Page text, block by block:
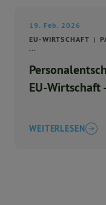
19. Feb. 2026
EU-WIRTSCHAFT
...
EU-Wirtschaft
WEITERLESEN